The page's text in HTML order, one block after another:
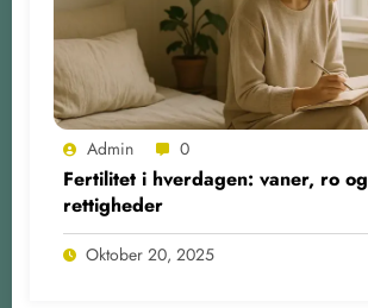
Admin 0
Fertilitet i hverdagen: vaner, ro og
rettigheder
Oktober 20, 2025